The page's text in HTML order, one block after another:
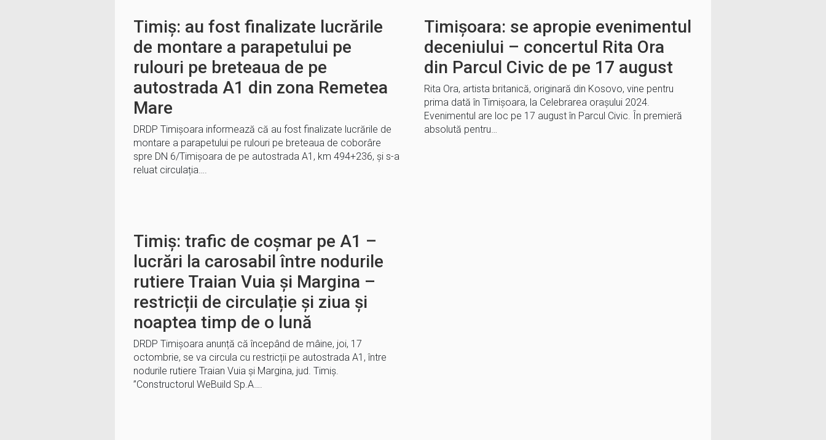
Timiș: au fost finalizate lucrările
de montare a parapetului pe
rulouri pe breteaua de pe
autostrada A1 din zona Remetea
Mare
DRDP Timișoara informează că au fost finalizate lucrările de
montare a parapetului pe rulouri pe breteaua de coborâre
spre DN 6/Timișoara de pe autostrada A1, km 494+236, și s-a
reluat circulația….
Timișoara: se apropie evenimentul
deceniului – concertul Rita Ora
din Parcul Civic de pe 17 august
Rita Ora, artista britanică, originară din Kosovo, vine pentru
prima dată în Timișoara, la Celebrarea orașului 2024.
Evenimentul are loc pe 17 august în Parcul Civic. În premieră
absolută pentru…
Timiș: trafic de coșmar pe A1 –
lucrări la carosabil între nodurile
rutiere Traian Vuia și Margina –
restricții de circulație și ziua și
noaptea timp de o lună
DRDP Timișoara anunță că începând de mâine, joi, 17
octombrie, se va circula cu restricții pe autostrada A1, între
nodurile rutiere Traian Vuia și Margina, jud. Timiș.
”Constructorul WeBuild Sp.A….